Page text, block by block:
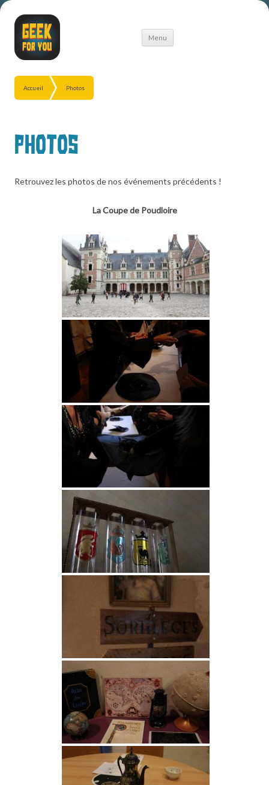
Menu
Aller
Accueil Photos
Photos
Retrouvez les photos de nos événements précédents !
La Coupe de Poudloire